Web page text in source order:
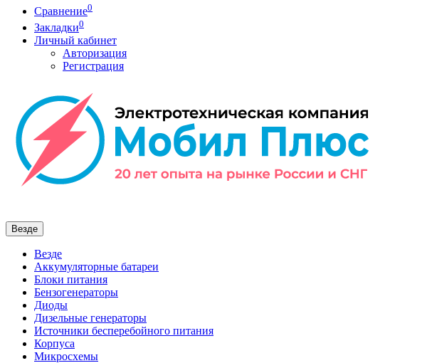
Сравнение0
Закладки0
Личный кабинет
Авторизация
Регистрация
Везде
Везде
Аккумуляторные батареи
Блоки питания
Бензогенераторы
Диоды
Дизельные генераторы
Источники бесперебойного питания
Корпуса
Микросхемы